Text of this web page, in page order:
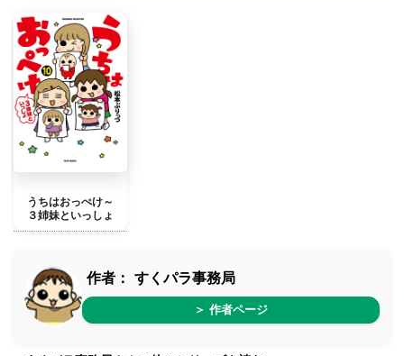
うちはおっぺけ～
３姉妹といっしょ
作者： すくパラ事務局
＞ 作者ページ